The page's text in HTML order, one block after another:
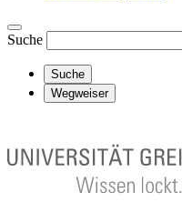
Suche
Suche
Wegweiser